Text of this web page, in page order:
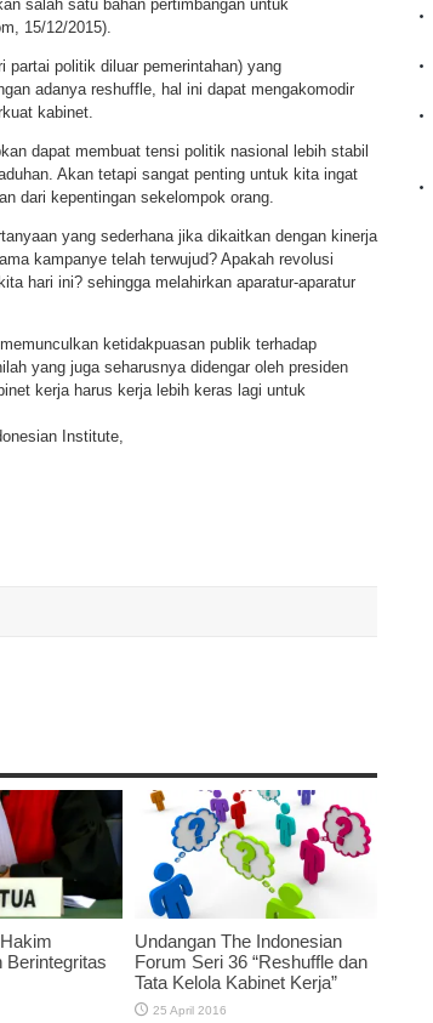
salah satu bahan pertimbangan untuk
15/12/2015).
partai politik diluar pemerintahan) yang
adanya reshuffle, hal ini dapat mengakomodir
kabinet.
dapat membuat tensi politik nasional lebih stabil
Akan tetapi sangat penting untuk kita ingat
dari kepentingan sekelompok orang.
yang sederhana jika dikaitkan dengan kinerja
kampanye telah terwujud? Apakah revolusi
hari ini? sehingga melahirkan aparatur-aparatur
ketidakpuasan publik terhadap
yang juga seharusnya didengar oleh presiden
kerja harus kerja lebih keras lagi untuk
Institute,
Berintegritas
Undangan The Indonesian
Forum Seri 36 “Reshuffle dan
Tata Kelola Kabinet Kerja”
25 April 2016